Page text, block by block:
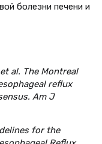
болезни печени и
al. The Montreal
reflux
Am J
for the